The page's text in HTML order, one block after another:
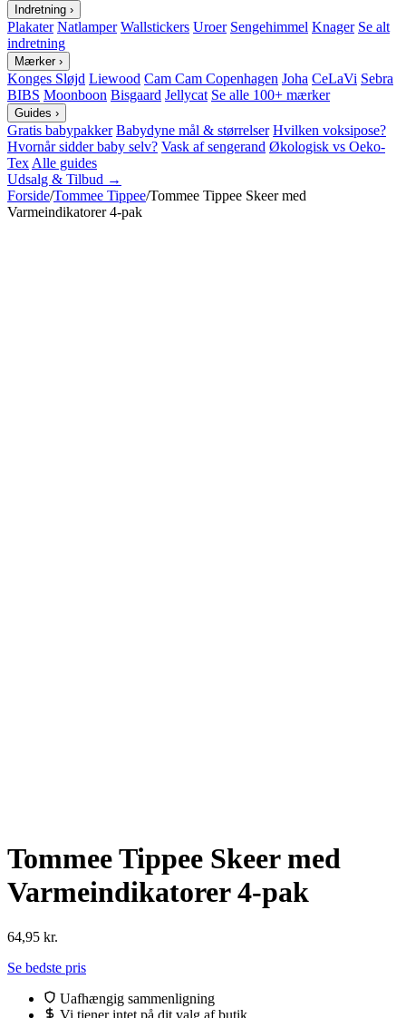
Indretning ›
Plakater Natlamper Wallstickers Uroer Sengehimmel Knager Se alt
indretning
Mærker ›
Konges Sløjd Liewood Cam Cam Copenhagen Joha CeLaVi Sebra
BIBS Moonboon Bisgaard Jellycat Se alle 100+ mærker
Guides ›
Gratis babypakker Babydyne mål & størrelser Hvilken voksipose?
Hvornår sidder baby selv? Vask af sengerand Økologisk vs Oeko-
Tex Alle guides
Udsalg & Tilbud →
Forside/Tommee Tippee/Tommee Tippee Skeer med
Varmeindikatorer 4-pak
Tommee Tippee Skeer med
Varmeindikatorer 4-pak
64,95 kr.
Se bedste pris
Uafhængig sammenligning
Vi tjener intet på dit valg af butik